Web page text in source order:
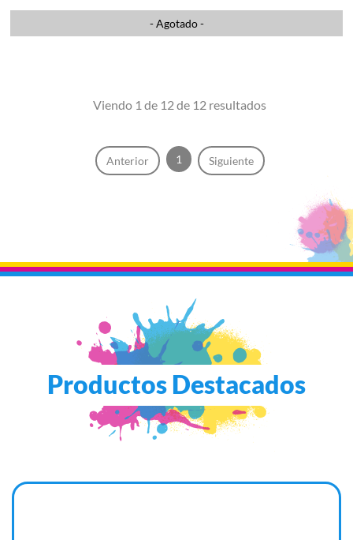
- Agotado -
Viendo 1 de 12 de 12 resultados
Anterior 1 Siguiente
Productos Destacados